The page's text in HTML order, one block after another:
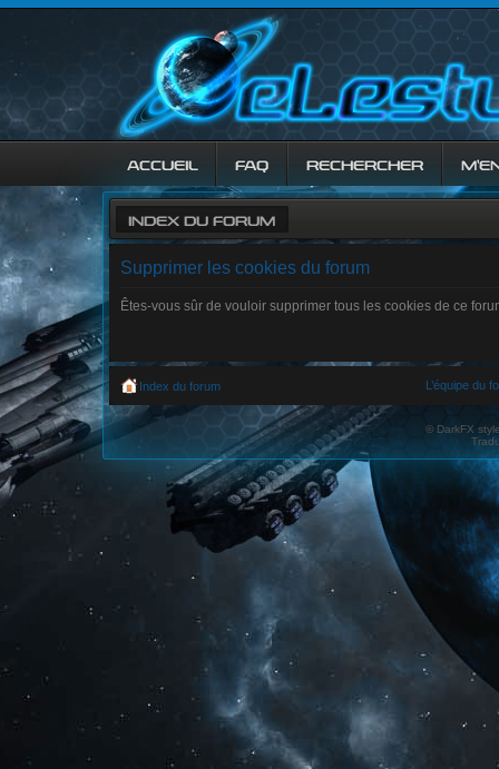
ACCUEIL FAQ RECHERCHER
INDEX DU FORUM
Supprimer les cookies du forum
Êtes-vous sûr de vouloir supprimer tous les cookies de ce
Index du forum L’équipe du
© DarkFX